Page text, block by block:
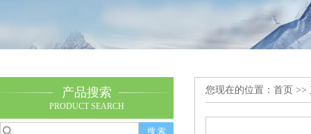
产品搜索
PRODUCT SEARCH
您现在的位置： 首页 >>